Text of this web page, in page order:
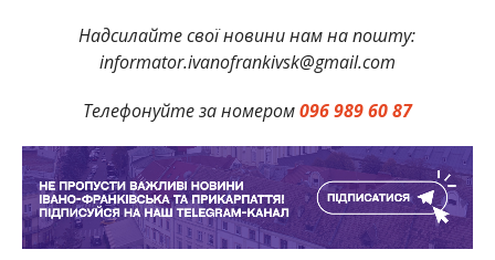
Надсилайте свої новини нам на пошту:
informator.ivanofrankivsk@gmail.com
Телефонуйте за номером096 989 60 87